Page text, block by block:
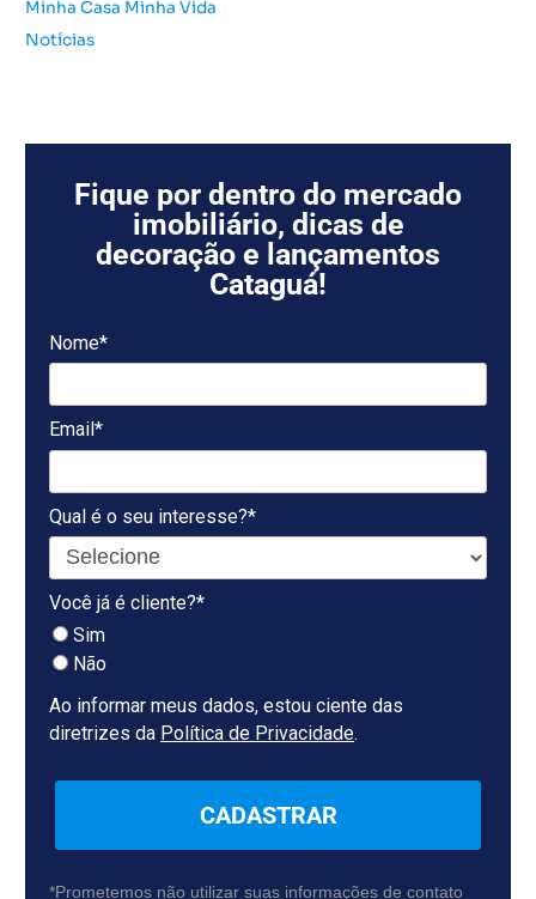
Minha Casa Minha Vida
Notícias
Fique por dentro do mercado
imobiliário, dicas de
decoração e lançamentos
Cataguá!
Nome*
Email*
Qual é o seu interesse?*
Você já é cliente?*
Sim
Não
Ao informar meus dados, estou ciente das
diretrizes da Política de Privacidade.
CADASTRAR
*Prometemos não utilizar suas informações de contato